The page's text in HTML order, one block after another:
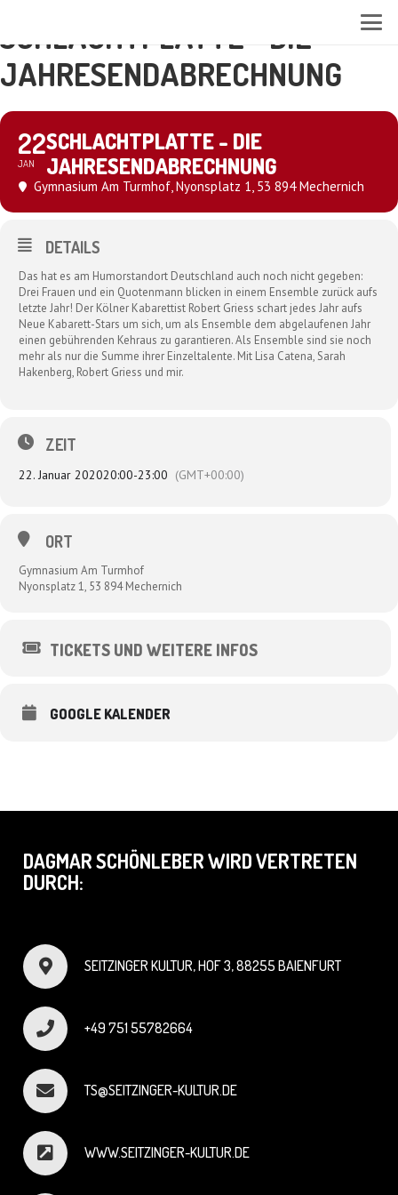
SCHLACHTPLATTE - DIE
JAHRESENDABRECHNUNG
22
JAN
SCHLACHTPLATTE - DIE
JAHRESENDABRECHNUNG
Gymnasium Am Turmhof, Nyonsplatz 1, 53 894 Mechernich
DETAILS
Das hat es am Humorstandort Deutschland auch noch nicht gegeben:
Drei Frauen und ein Quotenmann blicken in einem Ensemble zurück aufs
letzte Jahr! Der Kölner Kabarettist Robert Griess schart jedes Jahr aufs
Neue Kabarett-Stars um sich, um als Ensemble dem abgelaufenen Jahr
einen gebührenden Kehraus zu garantieren. Als Ensemble sind sie noch
mehr als nur die Summe ihrer Einzeltalente. Mit Lisa Catena, Sarah
Hakenberg, Robert Griess und mir.
ZEIT
22. Januar 202020:00-23:00 (GMT+00:00)
ORT
Gymnasium Am Turmhof
Nyonsplatz 1, 53 894 Mechernich
TICKETS UND WEITERE INFOS
GOOGLE KALENDER
DAGMAR SCHÖNLEBER WIRD VERTRETEN
DURCH:
SEITZINGER KULTUR, HOF 3, 88255 BAIENFURT
+49 751 55782664
TS@SEITZINGER-KULTUR.DE
WWW.SEITZINGER-KULTUR.DE